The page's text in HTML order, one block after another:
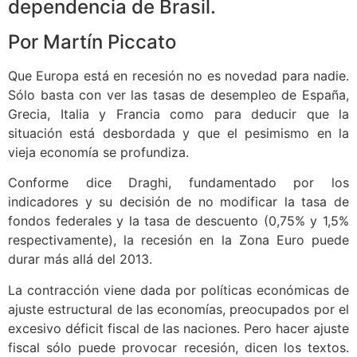
dependencia de Brasil.
Por Martín Piccato
Que Europa está en recesión no es novedad para nadie.
Sólo basta con ver las tasas de desempleo de España,
Grecia, Italia y Francia como para deducir que la
situación está desbordada y que el pesimismo en la
vieja economía se profundiza.
Conforme dice Draghi, fundamentado por los
indicadores y su decisión de no modificar la tasa de
fondos federales y la tasa de descuento (0,75% y 1,5%
respectivamente), la recesión en la Zona Euro puede
durar más allá del 2013.
La contracción viene dada por políticas económicas de
ajuste estructural de las economías, preocupados por el
excesivo déficit fiscal de las naciones. Pero hacer ajuste
fiscal sólo puede provocar recesión, dicen los textos.